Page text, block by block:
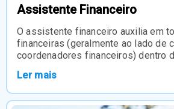
Assistente Financeiro
O assistente financeiro auxilia em
financeiras (geralmente ao lado de
coordenadores financeiros) dentro
Ler mais